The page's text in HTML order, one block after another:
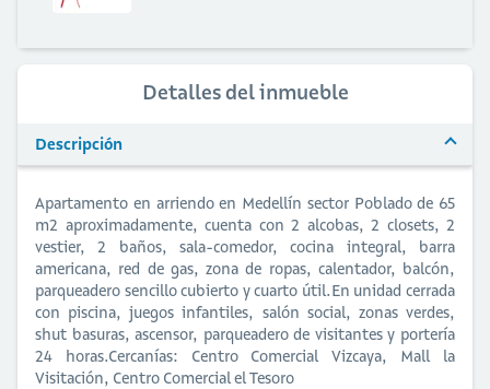
Detalles del inmueble
Descripción
Apartamento en arriendo en Medellín sector Poblado de 65
m2 aproximadamente, cuenta con 2 alcobas, 2 closets, 2
vestier, 2 baños, sala-comedor, cocina integral, barra
americana, red de gas, zona de ropas, calentador, balcón,
parqueadero sencillo cubierto y cuarto útil.En unidad cerrada
con piscina, juegos infantiles, salón social, zonas verdes,
shut basuras, ascensor, parqueadero de visitantes y portería
24 horas.Cercanías: Centro Comercial Vizcaya, Mall la
Visitación, Centro Comercial el Tesoro